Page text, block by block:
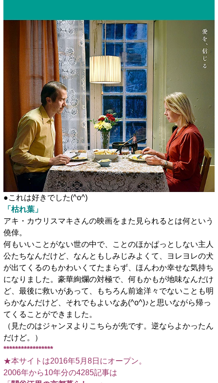
●これは好きでした(^o^)
「枯れ葉」
アキ・カウリスマキさんの映画をまた見られるとは何という
僥倖。
何もいいことがない世の中で、ことのほかぱっとしない主人
公たちなんだけど、なんともしみじみよくて、ヨレヨレの犬
が出てくるのもかわいくてたまらず、ほんわか幸せな気持ち
になりました。豪華絢爛の対極で、何もかもが地味なんだけ
ど、最後に救いがあって、もちろん前途洋々でないことも明
らかなんだけど、それでもよいなあ(^o^)♪と思いながら帰っ
てくることができました。
（見たのはジャンヌよりこちらが先です。逆ならよかったん
だけど。）
*****************
★本サイトは2016年5月8日にオープン。
2006年から10年分の4285記事は